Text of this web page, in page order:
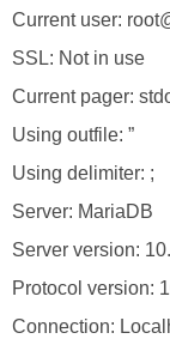
Current user:
SSL: Not in use
Current pager:
Using outfile: ”
Using delimiter: ;
Server: MariaDB
Server version:
Protocol version:
Connection: